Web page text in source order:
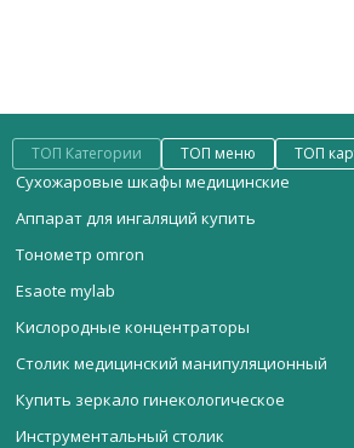
ТОП Категории ТОП меню ТОП
Сухожаровые шкафы медицинские
Аппарат для ингаляций купить
Тонометр omron
Esaote mylab
Кислородные концентраторы
Столик медицинский манипуляционный
Купить зеркало гинекологическое
Инструментальный столик